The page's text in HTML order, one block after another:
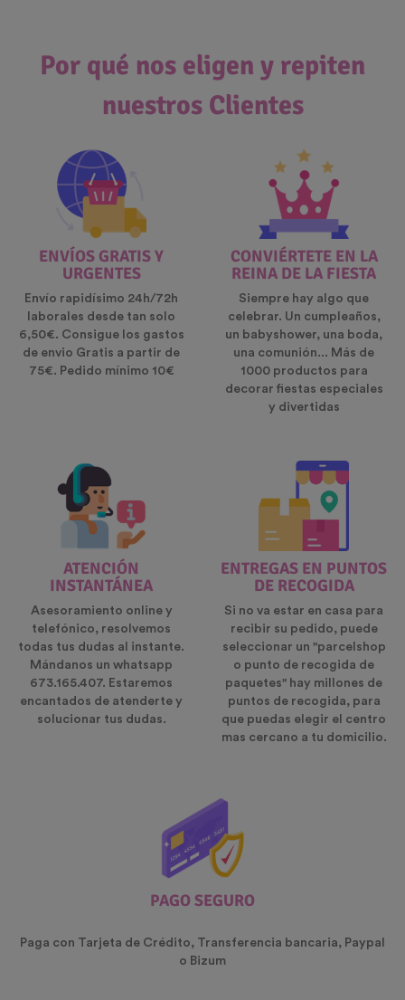
Por qué nos eligen y repiten
nuestros Clientes
ENVÍOS GRATIS Y
URGENTES
Envío rapidísimo 24h/72h
laborales desde tan solo
6,50€. Consigue los gastos
de envio Gratis a partir de
75€. Pedido mínimo 10€
CONVIÉRTETE EN LA
REINA DE LA FIESTA
Siempre hay algo que
celebrar. Un cumpleaños,
un babyshower, una boda,
una comunión... Más de
1000 productos para
decorar fiestas especiales
y divertidas
ATENCIÓN
INSTANTÁNEA
Asesoramiento online y
telefónico, resolvemos
todas tus dudas al instante.
Mándanos un whatsapp
673.165.407. Estaremos
encantados de atenderte y
solucionar tus dudas.
ENTREGAS EN PUNTOS
DE RECOGIDA
Si no va estar en casa para
recibir su pedido, puede
seleccionar un "parcelshop
o punto de recogida de
paquetes" hay millones de
puntos de recogida, para
que puedas elegir el centro
mas cercano a tu domicilio.
PAGO SEGURO
Paga con Tarjeta de Crédito, Transferencia bancaria, Paypal
o Bizum